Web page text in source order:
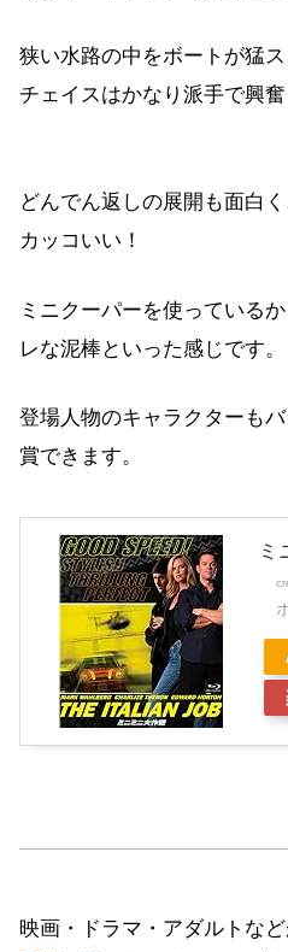
狭い水路の中をボートが猛
チェイスはかなり派手で興
どんでん返しの展開も面白
カッコいい！
ミニクーパーを使っている
レな泥棒といった感じです。
登場人物のキャラクターも
賞できます。
ミ
映画・ドラマ・アダルトな